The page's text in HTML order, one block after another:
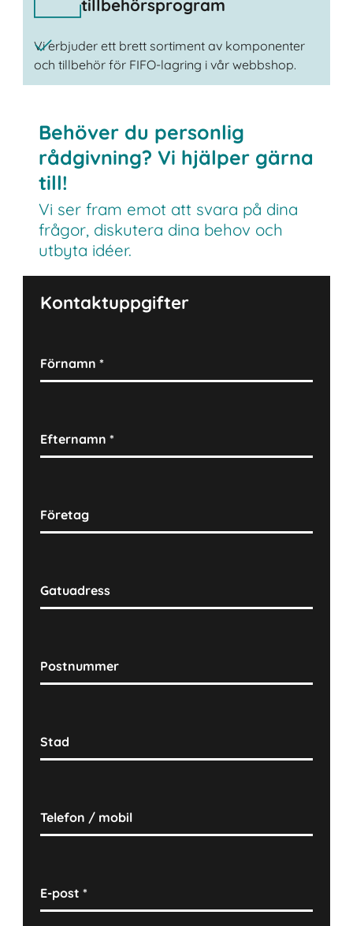
tillbehörsprogram
Vi erbjuder ett brett sortiment av komponenter
och tillbehör för FIFO-lagring i vår webbshop.
Behöver du personlig
rådgivning? Vi hjälper gärna
till!
Vi ser fram emot att svara på dina
frågor, diskutera dina behov och
utbyta idéer.
Kontaktuppgifter
Förnamn*
Efternamn*
Företag
Gatuadress
Postnummer
Stad
Telefon / mobil
E-post*